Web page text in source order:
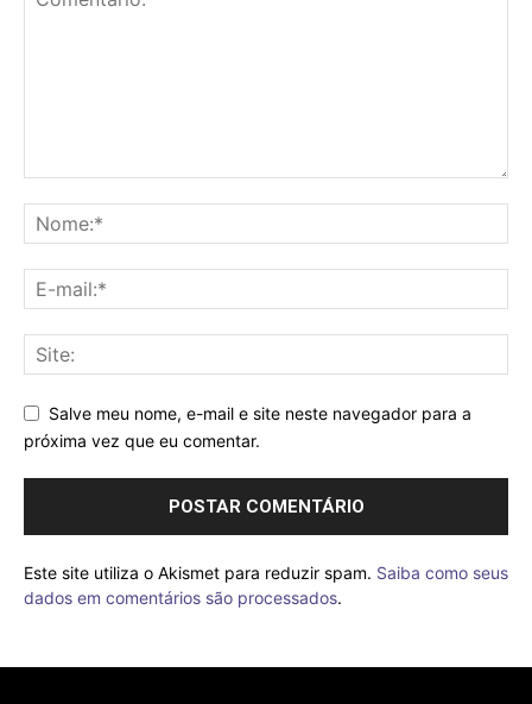
Salve meu nome, e-mail e site neste navegador para a
próxima vez que eu comentar.
Este site utiliza o Akismet para reduzir spam. Saiba como seus
dados em comentários são processados.